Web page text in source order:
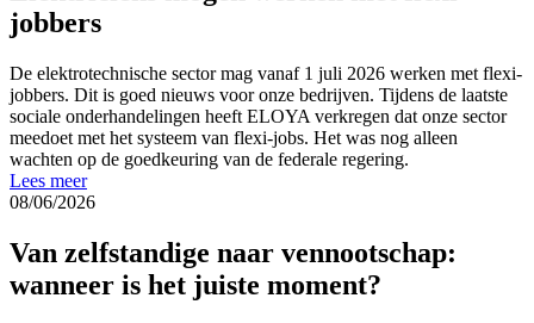
jobbers
De elektrotechnische sector mag vanaf 1 juli 2026 werken met flexi-
jobbers. Dit is goed nieuws voor onze bedrijven. Tijdens de laatste
sociale onderhandelingen heeft ELOYA verkregen dat onze sector
meedoet met het systeem van flexi-jobs. Het was nog alleen
wachten op de goedkeuring van de federale regering.
Lees meer
08/06/2026
Van zelfstandige naar vennootschap:
wanneer is het juiste moment?